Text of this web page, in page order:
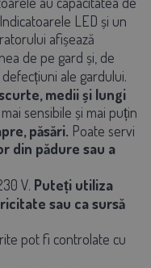
LED și un
afișează
de pe gard și, de
ale gardului.
medii și lungi
sensibile și mai puțin
păsări. Poate servi
din pădure sau a
V. Puteți utiliza
sau casursă
pot fi controlate cu